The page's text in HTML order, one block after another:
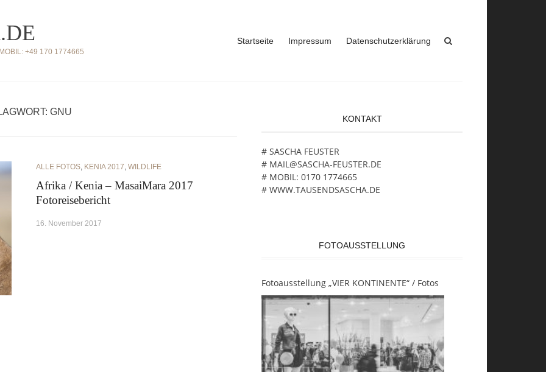
+49 170 1774665
Startseite Impressum Datenschutzerklärung
GNU
ALLE FOTOS, KENIA 2017, WILDLIFE
Afrika / Kenia – MasaiMara 2017
Fotoreisebericht
16. November 2017
KONTAKT
# SASCHA FEUSTER
# MAIL@SASCHA-FEUSTER.DE
# MOBIL: 0170 1774665
# WWW.TAUSENDSASCHA.DE
FOTOAUSSTELLUNG
Fotoausstellung „VIER KONTINENTE“ / Fotos